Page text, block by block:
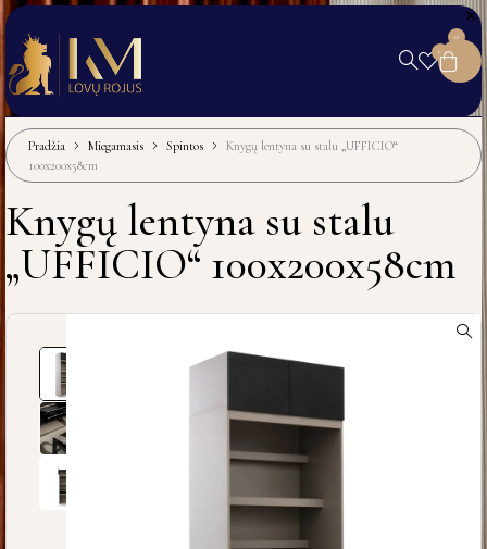
0
0
Pradžia Miegamasis Spintos
Knygų lentyna su stalu „UFFICIO“
100x200x58cm
Knygų lentyna su stalu
„UFFICIO“ 100x200x58cm